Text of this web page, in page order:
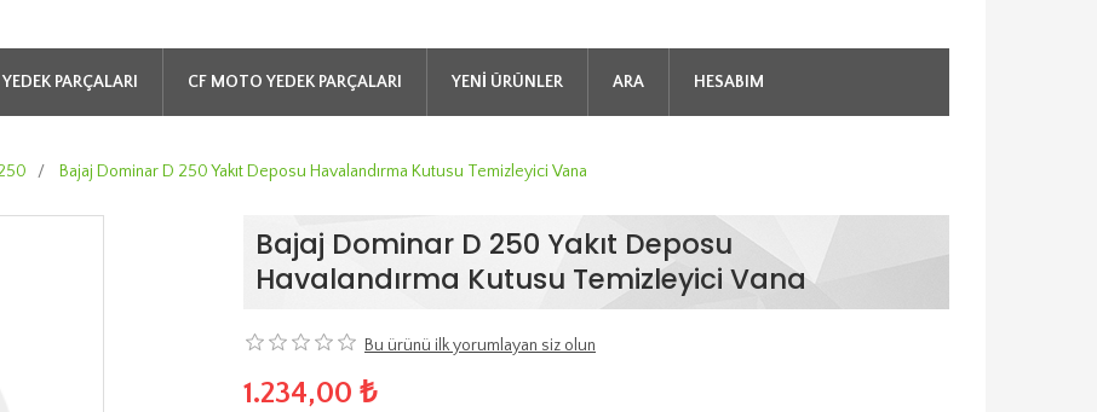
PARÇALARI CF MOTO YEDEK PARÇALARI YENI ÜRÜNLER ARA HESABIM
/ Bajaj Dominar D 250 Yakıt Deposu Havalandırma Kutusu Temizleyici Vana
Bajaj Dominar D 250 Yakıt Deposu
Havalandırma Kutusu Temizleyici Vana
Bu ürünü ilk yorumlayan siz olun
1.234,00 ₺